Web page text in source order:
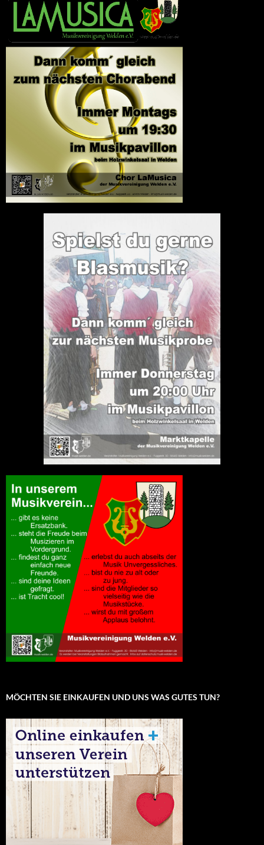
MÖCHTEN SIE EINKAUFEN UND UNS WAS GUTES TUN?